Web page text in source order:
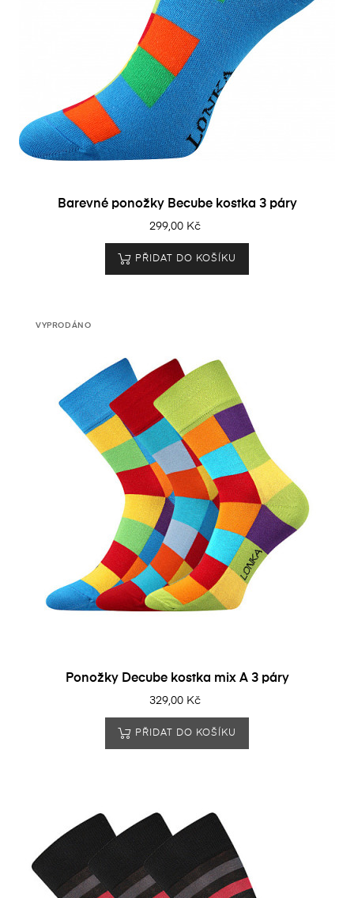
Barevné ponožky Becube kostka 3 páry
299,00 Kč
PŘIDAT DO KOŠÍKU
VYPRODÁNO
Ponožky Decube kostka mix A 3 páry
329,00 Kč
PŘIDAT DO KOŠÍKU